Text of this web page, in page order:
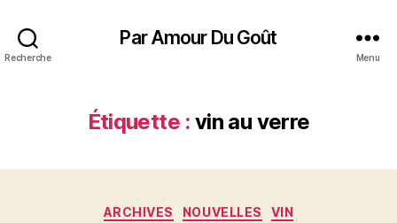
Recherche
Par Amour Du Goût
Menu
Étiquette : vin au verre
Catégories
ARCHIVES NOUVELLES VIN